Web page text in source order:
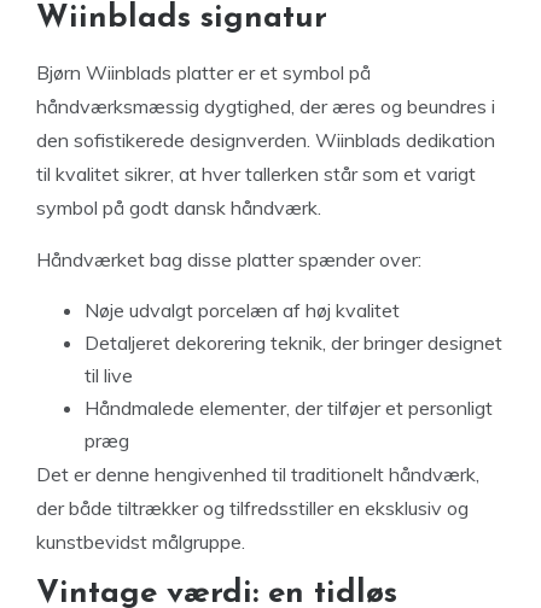
Wiinblads signatur
Bjørn Wiinblads platter er et symbol på
håndværksmæssig dygtighed, der æres og beundres i
den sofistikerede designverden. Wiinblads dedikation
til kvalitet sikrer, at hver tallerken står som et varigt
symbol på godt dansk håndværk.
Håndværket bag disse platter spænder over:
Nøje udvalgt porcelæn af høj kvalitet
Detaljeret dekorering teknik, der bringer designet
til live
Håndmalede elementer, der tilføjer et personligt
præg
Det er denne hengivenhed til traditionelt håndværk,
der både tiltrækker og tilfredsstiller en eksklusiv og
kunstbevidst målgruppe.
Vintage værdi: en tidløs